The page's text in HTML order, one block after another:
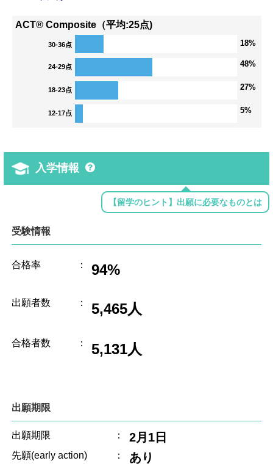
ACT® Composite（平均:25点)
30-36点 18%
24-29点 48%
18-23点 27%
12-17点 5%
入学情報
【留学のヒント】出願に必要なものとは
受験情報
合格率 ： 94%
出願者数 ： 5,465人
合格者数 ： 5,131人
出願期限
出願期限 ： 2月1日
先願(early action) ： あり